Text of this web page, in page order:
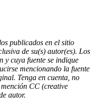
publicados en el sitio
de su(s) autor(es). Los
y cuya fuente se indique
mencionando la fuente
Tenga en cuenta, no
CC (creative
autor.